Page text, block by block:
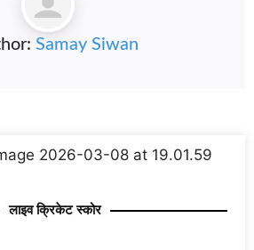
Samay Siwan
लाइव क्रिकेट स्कोर